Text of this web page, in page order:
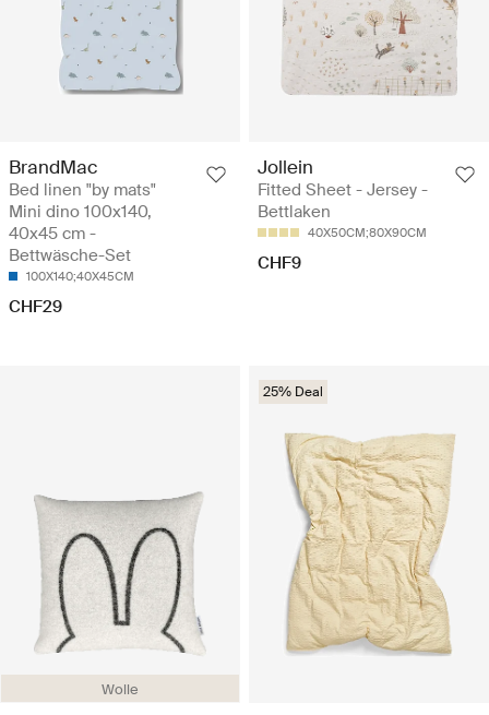
BrandMac
Bed linen "by mats"
Mini dino 100x140,
40x45 cm -
Bettwäsche-Set
100X140;40X45CM
CHF29
Jollein
Fitted Sheet - Jersey -
Bettlaken
40X50CM;80X90CM
CHF9
Wolle
25% Deal